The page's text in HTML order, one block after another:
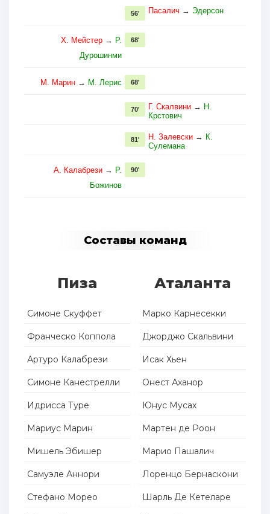
Пасалич → Эдерсон
56'
Х. Мейстер → Р.
Дурошинми
68'
М. Марин → М. Лерис 68'
Г. Скалвини → Н.
Крстович
70'
Н. Залевски → К.
Сулемана
81'
А. Калабрези → Р.
Божинов
90'
Составы команд
Пиза
Симоне Скуффет
Франческо Коппола
Артуро Калабрези
Симоне Канестрелли
Идрисса Туре
Мариус Марин
Мишель Эбишер
Самуэле Аннори
Стефано Морео
Аталанта
Марко Карнесекки
Джорджо Скальвини
Исак Хьен
Онест Аханор
Юнус Мусах
Мартен де Роон
Марио Пашалич
Лоренцо Бернаскони
Шарль Де Кетеларе